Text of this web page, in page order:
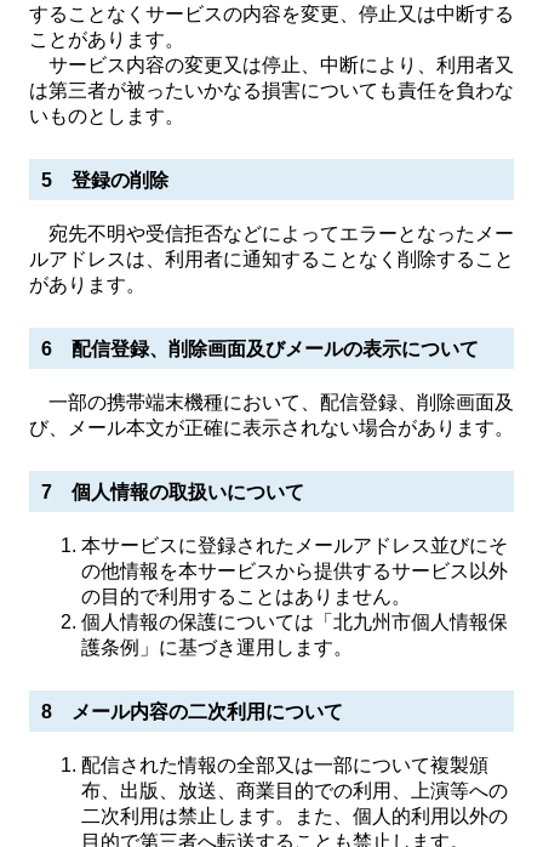
することなくサービスの内容を変更、停止又は中断する
ことがあります。
サービス内容の変更又は停止、中断により、利用者又
は第三者が被ったいかなる損害についても責任を負わな
いものとします。
5 登録の削除
宛先不明や受信拒否などによってエラーとなったメー
ルアドレスは、利用者に通知することなく削除すること
があります。
6 配信登録、削除画面及びメールの表示について
一部の携帯端末機種において、配信登録、削除画面及
び、メール本文が正確に表示されない場合があります。
7 個人情報の取扱いについて
本サービスに登録されたメールアドレス並びにそ
の他情報を本サービスから提供するサービス以外
の目的で利用することはありません。
個人情報の保護については「北九州市個人情報保
護条例」に基づき運用します。
8 メール内容の二次利用について
配信された情報の全部又は一部について複製頒
布、出版、放送、商業目的での利用、上演等への
二次利用は禁止します。また、個人的利用以外の
目的で第三者へ転送することも禁止します。